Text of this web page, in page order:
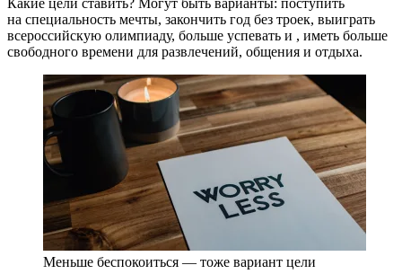
Какие цели ставить? Могут быть варианты: поступить
на специальность мечты, закончить год без троек, выиграть
всероссийскую олимпиаду, больше успевать и , иметь больше
свободного времени для развлечений, общения и отдыха.
Меньше беспокоиться — тоже вариант цели